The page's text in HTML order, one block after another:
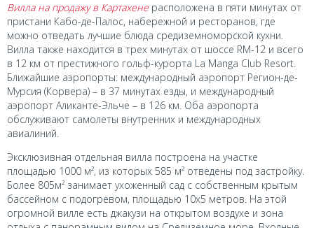
Вилла на продажу в Картахене расположена в пяти минутах от
пристани Кабо-де-Палос, набережной и ресторанов, где
можно отведать лучшие блюда средиземноморской кухни.
Вилла также находится в трех минутах от шоссе RM-12 и всего
в 12 км от престижного гольф-курорта La Manga Club Resort.
Ближайшие аэропорты: международный аэропорт Регион-де-
Мурсия (Корвера) – в 37 минутах езды, и международный
аэропорт Аликанте-Эльче – в 126 км. Оба аэропорта
обслуживают самолеты внутренних и международных
авиалиний.
Эксклюзивная отдельная вилла построена на участке
площадью 1000 м², из которых 585 м² отведены под застройку.
Более 805м² занимает ухоженный сад с собственным крытым
бассейном с подогревом, площадью 10x5 метров. На этой
огромной вилле есть джакузи на открытом воздухе и зона